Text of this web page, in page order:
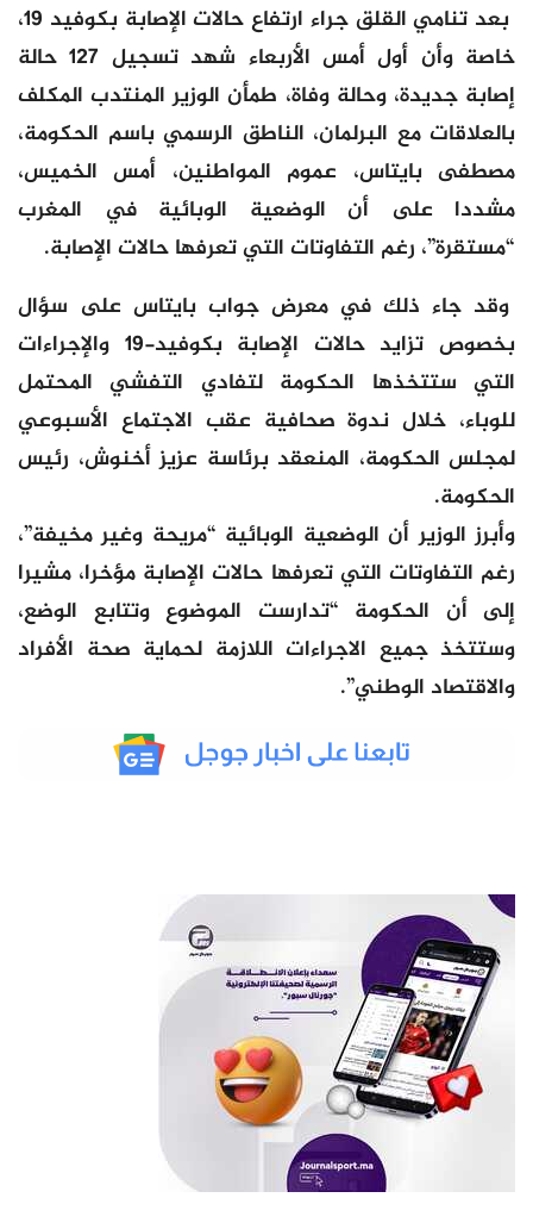
بعد تنامي القلق جراء ارتفاع حالات الإصابة بكوفيد 19،
خاصة وأن أول أمس الأربعاء شهد تسجيل 127 حالة
إصابة جديدة، وحالة وفاة، طمأن الوزير المنتدب المكلف
بالعلاقات مع البرلمان، الناطق الرسمي باسم الحكومة،
مصطفى بايتاس، عموم المواطنين، أمس الخميس،
مشددا على أن الوضعية الوبائية في المغرب
“مستقرة”، رغم التفاوتات التي تعرفها حالات الإصابة.
وقد جاء ذلك في معرض جواب بايتاس على سؤال
بخصوص تزايد حالات الإصابة بكوفيد-19 والإجراءات
التي ستتخذها الحكومة لتفادي التفشي المحتمل
للوباء، خلال ندوة صحافية عقب الاجتماع الأسبوعي
لمجلس الحكومة، المنعقد برئاسة عزيز أخنوش، رئيس
الحكومة.
وأبرز الوزير أن الوضعية الوبائية “مريحة وغير مخيفة”،
رغم التفاوتات التي تعرفها حالات الإصابة مؤخرا، مشيرا
إلى أن الحكومة “تدارست الموضوع وتتابع الوضع،
وستتخذ جميع الاجراءات اللازمة لحماية صحة الأفراد
والاقتصاد الوطني”.